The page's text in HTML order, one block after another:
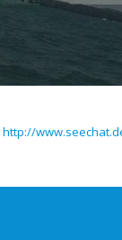
http://